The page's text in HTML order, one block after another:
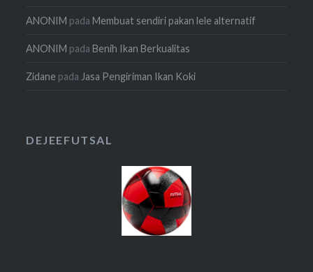
ANONIM padaMembuat sendiri pakan lele alternatif
ANONIM padaBenih Ikan Berkualitas
Zidane pada Jasa Pengiriman Ikan Koki
DEJEEFUTSAL